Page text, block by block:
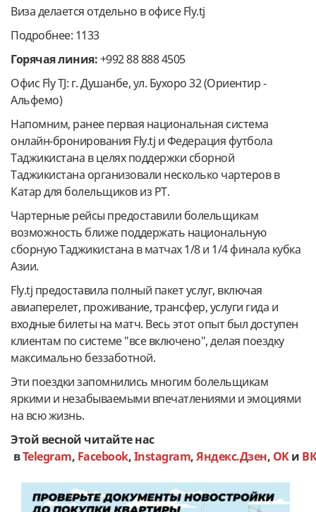
Виза делается отдельно в офисе Fly.tj
Подробнее: 1133
Горячая линия:+992 88 888 4505
Офис Fly TJ: г. Душанбе, ул. Бухоро 32 (Ориентир -
Альфемо)
Напомним, ранее первая национальная система
онлайн-бронирования Fly.tj и Федерация футбола
Таджикистана в целях поддержки сборной
Таджикистана организовали несколько чартеров в
Катар для болельщиков из РТ.
Чартерные рейсы предоставили болельщикам
возможность ближе поддержать национальную
сборную Таджикистана в матчах 1/8 и 1/4 финала кубка
Азии.
Fly.tj предоставила полный пакет услуг, включая
авиаперелет, проживание, трансфер, услуги гида и
входные билеты на матч. Весь этот опыт был доступен
клиентам по системе "все включено", делая поездку
максимально беззаботной.
Эти поездки запомнились многим болельщикам
яркими и незабываемыми впечатлениями и эмоциями
на всю жизнь.
Этой весной читайте нас
вTelegram, Facebook,Instagram,Яндекс.Дзен, OKи ВК